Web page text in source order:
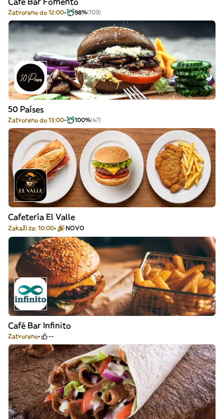
Zatvoreno do 12:00 98%(109)
50 Países
Zatvoreno do 13:00 100%(47)
Cafetería El Valle
Zakaži za: 10:00 NOVO
Café Bar Infinito
Zatvoreno --